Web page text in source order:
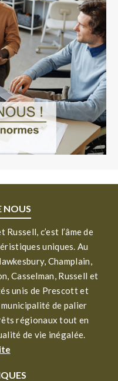
NOUS
c’est l’âme de
uniques. Au
Champlain,
Casselman, Russell et
unis de Prescott et
de palier
régionaux tout en
de vie inégalée.